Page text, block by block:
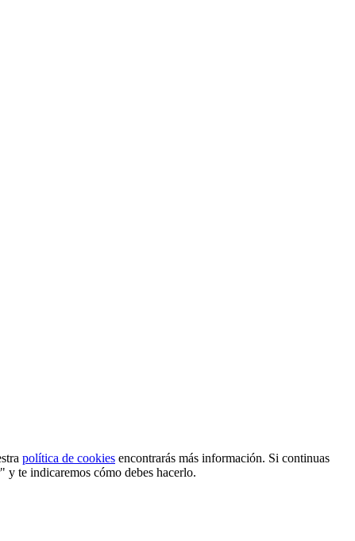
política de cookies encontrarás más información. Si continuas
y te indicaremos cómo debes hacerlo.